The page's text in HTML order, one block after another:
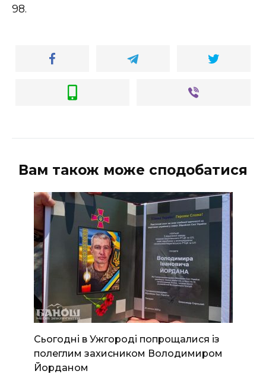
98.
Вам також може сподобатися
Сьогодні в Ужгороді попрощалися із
полеглим захисником Володимиром
Йорданом